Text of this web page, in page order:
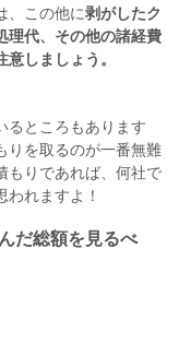
、この他に剥がしたク
理代、その他の諸経費
しましょう。
るところもあります
りを取るのが一番無難
もりであれば、何社で
れますよ！
だ総額を見るべ